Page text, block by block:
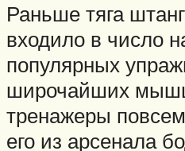
Раньше тяга
входило в число
популярных
широчайших
тренажеры
его из арсенала